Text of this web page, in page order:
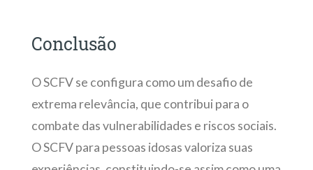
Conclusão
O SCFV se configura como um desafio de
extrema relevância, que contribui para o
combate das vulnerabilidades e riscos sociais.
O SCFV para pessoas idosas valoriza suas